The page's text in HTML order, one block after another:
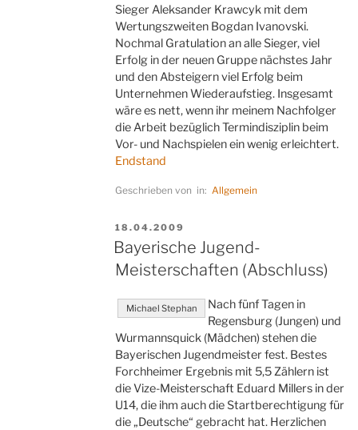
Sieger Aleksander Krawcyk mit dem
Wertungszweiten Bogdan Ivanovski.
Nochmal Gratulation an alle Sieger, viel
Erfolg in der neuen Gruppe nächstes Jahr
und den Absteigern viel Erfolg beim
Unternehmen Wiederaufstieg. Insgesamt
wäre es nett, wenn ihr meinem Nachfolger
die Arbeit bezüglich Termindisziplin beim
Vor- und Nachspielen ein wenig erleichtert.
Endstand
Geschrieben von in:Allgemein
VERÖFFENTLICHT
AM
18.04.2009
Bayerische Jugend-
Meisterschaften (Abschluss)
Michael Stephan
Nach fünf Tagen in
Regensburg (Jungen) und
Wurmannsquick (Mädchen) stehen die
Bayerischen Jugendmeister fest. Bestes
Forchheimer Ergebnis mit 5,5 Zählern ist
die Vize-Meisterschaft Eduard Millers in der
U14, die ihm auch die Startberechtigung für
die „Deutsche“ gebracht hat. Herzlichen